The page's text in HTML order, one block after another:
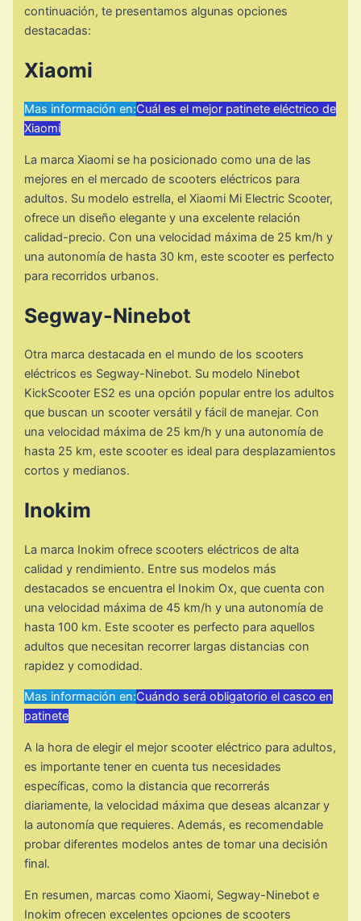
continuación, te presentamos algunas opciones
destacadas:
Xiaomi
Mas información en:Cuál es el mejor patinete eléctrico de
Xiaomi
La marca Xiaomi se ha posicionado como una de las
mejores en el mercado de scooters eléctricos para
adultos. Su modelo estrella, el Xiaomi Mi Electric Scooter,
ofrece un diseño elegante y una excelente relación
calidad-precio. Con una velocidad máxima de 25 km/h y
una autonomía de hasta 30 km, este scooter es perfecto
para recorridos urbanos.
Segway-Ninebot
Otra marca destacada en el mundo de los scooters
eléctricos es Segway-Ninebot. Su modelo Ninebot
KickScooter ES2 es una opción popular entre los adultos
que buscan un scooter versátil y fácil de manejar. Con
una velocidad máxima de 25 km/h y una autonomía de
hasta 25 km, este scooter es ideal para desplazamientos
cortos y medianos.
Inokim
La marca Inokim ofrece scooters eléctricos de alta
calidad y rendimiento. Entre sus modelos más
destacados se encuentra el Inokim Ox, que cuenta con
una velocidad máxima de 45 km/h y una autonomía de
hasta 100 km. Este scooter es perfecto para aquellos
adultos que necesitan recorrer largas distancias con
rapidez y comodidad.
Mas información en:Cuándo será obligatorio el casco en
patinete
A la hora de elegir el mejor scooter eléctrico para adultos,
es importante tener en cuenta tus necesidades
específicas, como la distancia que recorrerás
diariamente, la velocidad máxima que deseas alcanzar y
la autonomía que requieres. Además, es recomendable
probar diferentes modelos antes de tomar una decisión
final.
En resumen, marcas como Xiaomi, Segway-Ninebot e
Inokim ofrecen excelentes opciones de scooters